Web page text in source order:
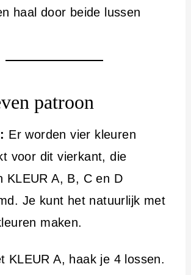
haal door beide lussen
patroon
Er worden vier kleuren
voor dit vierkant, die
KLEUR A, B, C en D
Je kunt het natuurlijk met
maken.
KLEUR A, haak je 4 lossen.